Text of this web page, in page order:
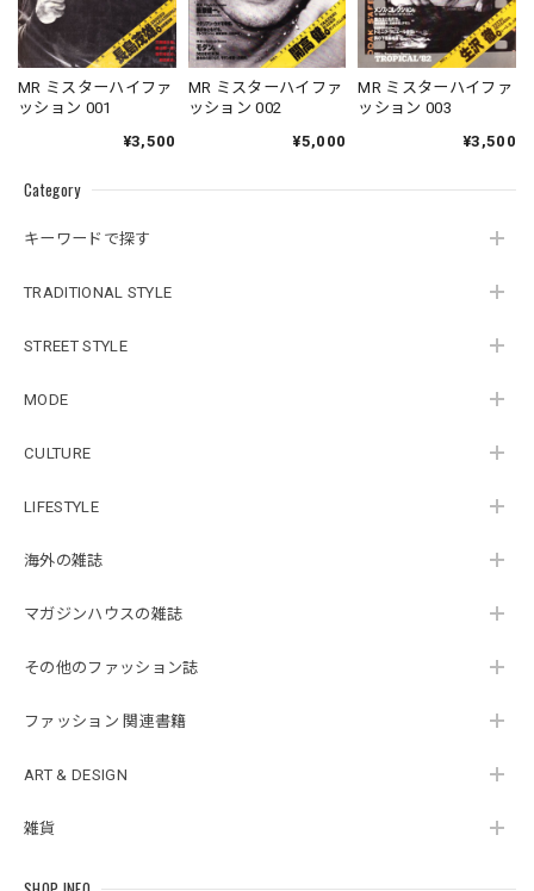
Category
キーワードで探す
TRADITIONAL STYLE
STREET STYLE
MODE
CULTURE
LIFESTYLE
海外の雑誌
マガジンハウスの雑誌
その他のファッション誌
ファッション 関連書籍
ART & DESIGN
雑貨
MR ミスターハイファ
ッション 001
¥3,500
MR ミスターハイファ
ッション 002
¥5,000
MR ミスターハイファ
ッション 003
¥3,500